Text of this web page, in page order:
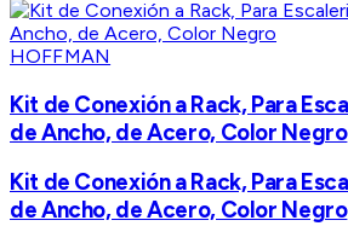
HOFFMAN
Kit de Conexión a Rack, Para
de Ancho, de Acero, Color Negro
Kit de Conexión a Rack, Para
de Ancho, de Acero, Color Negro